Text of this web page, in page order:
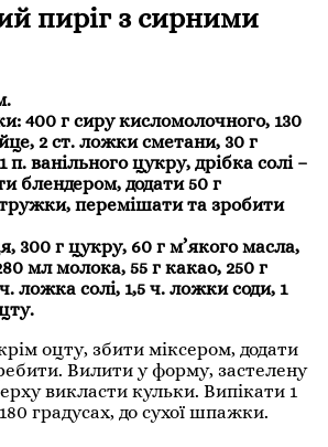
пиріг з сирними
400 г сиру кисломолочного, 130
2 ст. ложки сметани, 30 г
ванільного цукру, дрібка солі –
блендером, додати 50 г
перемішати та зробити
300 г цукру, 60 г м’якого масла,
мл молока, 55 г какао, 250 г
ложка солі, 1,5 ч. ложки соди, 1
оцту, збити міксером, додати
Вилити у форму, застелену
викласти кульки. Випікати 1
градусах, до сухої шпажки.